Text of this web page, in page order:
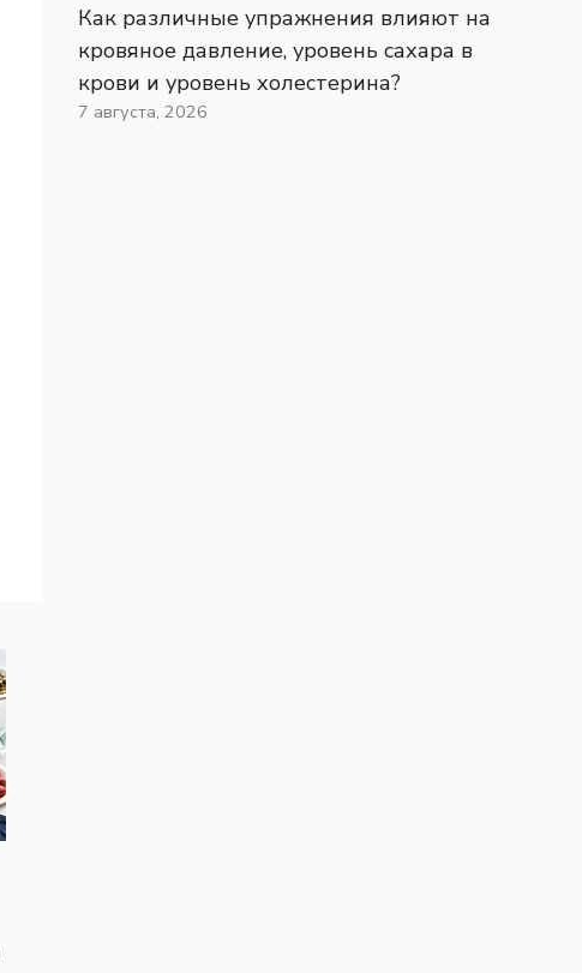
Как различные упражнения влияют на
кровяное давление, уровень сахара в
крови и уровень холестерина?
7 августа, 2026